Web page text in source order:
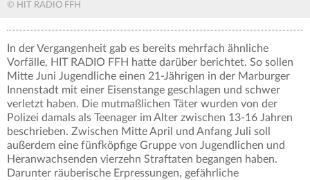
© HIT RADIO FFH
In der Vergangenheit gab es bereits mehrfach ähnliche
Vorfälle, HIT RADIO FFH hatte darüber berichtet. So sollen
Mitte Juni Jugendliche einen 21-Jährigen in der Marburger
Innenstadt mit einer Eisenstange geschlagen und schwer
verletzt haben. Die mutmaßlichen Täter wurden von der
Polizei damals als Teenager im Alter zwischen 13-16 Jahren
beschrieben. Zwischen Mitte April und Anfang Juli soll
außerdem eine fünfköpfige Gruppe von Jugendlichen und
Heranwachsenden vierzehn Straftaten begangen haben.
Darunter räuberische Erpressungen, gefährliche